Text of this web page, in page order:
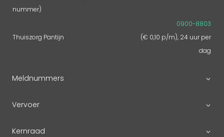
nummer)
Thuiszorg Pantijn
0900-8803
(€ 0,10 p/m), 24 uur per
dag
Meldnummers
Vervoer
Kernraad